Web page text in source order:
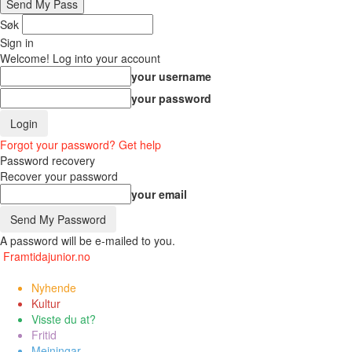
Søk
Sign in
Welcome! Log into your account
your username
your password
Forgot your password? Get help
Password recovery
Recover your password
your email
A password will be e-mailed to you.
Framtidajunior.no
Nyhende
Kultur
Visste du at?
Fritid